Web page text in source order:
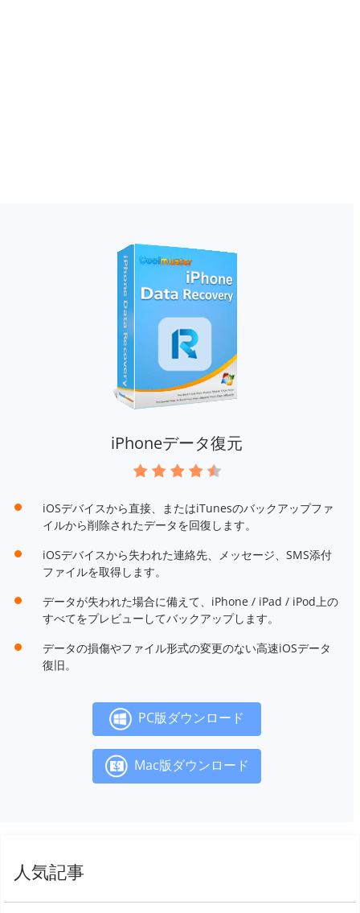
iPhoneデータ復元
iOSデバイスから直接、またはiTunesのバックアップファ
イルから削除されたデータを回復します。
iOSデバイスから失われた連絡先、メッセージ、SMS添付
ファイルを取得します。
データが失われた場合に備えて、iPhone / iPad / iPod上の
すべてをプレビューしてバックアップします。
データの損傷やファイル形式の変更のない高速iOSデータ
復旧。
PC版ダウンロード
Mac版ダウンロード
人気記事